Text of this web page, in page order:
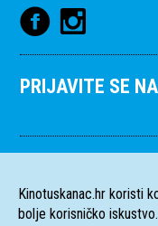
PRIJAVITE SE
Kinotuskanac.hr koristi
bolje korisničko